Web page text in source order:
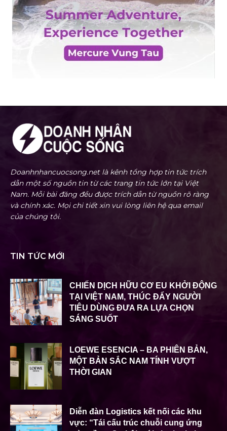
Doanhnhancuocsong.net là kênh tổng hợp tin tức trích
dẫn một số nguồn tin từ các trang tin tức lớn tại Việt
Nam. Mỗi bài đăng đều được trích dẫn từ nguồn rõ ràng
và chính xác. Mọi chi tiết xin vui lòng liên hệ qua email
của chúng tôi.
TIN TỨC MỚI
CHIẾN DỊCH HỮU CƠ EU KHỞI ĐỘNG
TẠI VIỆT NAM, THÚC ĐẨY NGƯỜI
TIÊU DÙNG ĐƯA RA LỰA CHỌN
SÁNG SUỐT
LOEWE ESENCIA – BA PHIÊN BẢN,
MỘT BẢN SẮC NAM TÍNH VƯỢT
THỜI GIAN
Diễn đàn Logistics kết nối các khu
vực: “Tái cấu trúc chuỗi cung ứng